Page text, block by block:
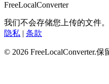
FreeLocalConverter
我们不会存储您上传的文件
隐私 | 条款
© 2026 FreeLocalConverter.保